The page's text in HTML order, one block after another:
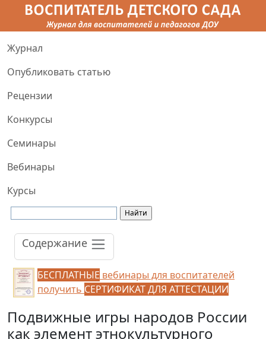
Журнал
Опубликовать статью
Рецензии
Конкурсы
Семинары
Вебинары
Курсы
Содержание
БЕСПЛАТНЫЕ вебинары для воспитателей
получить СЕРТИФИКАТ ДЛЯ АТТЕСТАЦИИ
Подвижные игры народов России
как элемент этнокультурного